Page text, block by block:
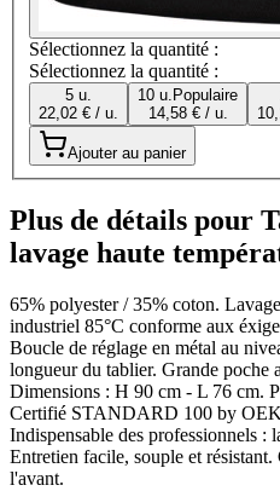
Sélectionnez la quantité :
Sélectionnez la quantité :
5 u.
22,02 € / u.
10 u. Populaire
14,58 € / u.
Ajouter au panier
Plus de détails pour
lavage haute
65% polyester / 35% coton.
industriel 85°C conforme aux
Boucle de réglage en métal au
longueur du tablier. Grande poche
Dimensions : H 90 cm - L 76 cm.
Certifié STANDARD 100 by
Indispensable des professionnels :
Entretien facile, souple et
l'avant.